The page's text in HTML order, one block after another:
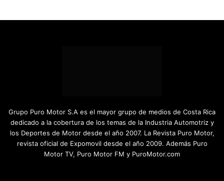
Grupo Puro Motor S.A es el mayor grupo de medios de Costa Rica
dedicado a la cobertura de los temas de la Industria Automotriz y
los Deportes de Motor desde el año 2007. La Revista Puro Motor,
revista oficial de Expomovil desde el año 2009. Además Puro
Motor TV, Puro Motor FM y PuroMotor.com